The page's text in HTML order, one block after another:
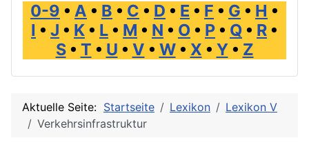
0-9 • A • B • C • D • E • F • G • H •
I • J • K • L • M • N • O • P • Q • R •
S• T • U • V • W• X • Y• Z
Aktuelle Seite: Startseite Lexikon
Lexikon V
Verkehrsinfrastruktur